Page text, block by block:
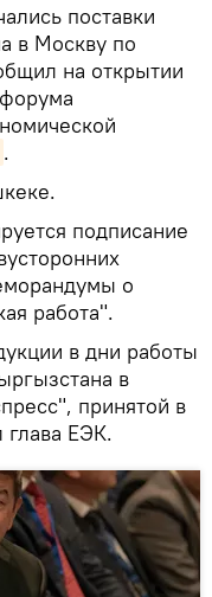
поставки
в Москву по
на открытии
.
подписание
о
работа".
в дни работы
в
принятой в
ЕЭК.